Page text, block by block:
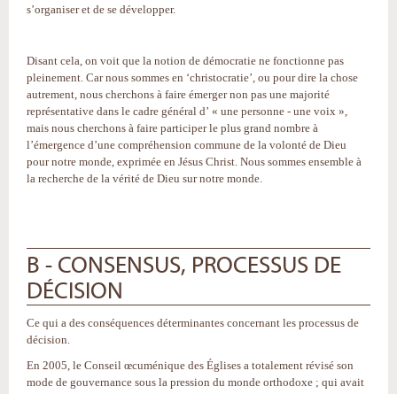
s’organiser et de se développer.
Disant cela, on voit que la notion de démocratie ne fonctionne pas
pleinement. Car nous sommes en ‘christocratie’, ou pour dire la chose
autrement, nous cherchons à faire émerger non pas une majorité
représentative dans le cadre général d’ « une personne - une voix »,
mais nous cherchons à faire participer le plus grand nombre à
l’émergence d’une compréhension commune de la volonté de Dieu
pour notre monde, exprimée en Jésus Christ. Nous sommes ensemble à
la recherche de la vérité de Dieu sur notre monde.
B - CONSENSUS, PROCESSUS DE
DÉCISION
Ce qui a des conséquences déterminantes concernant les processus de
décision.
En 2005, le Conseil œcuménique des Églises a totalement révisé son
mode de gouvernance sous la pression du monde orthodoxe ; qui avait